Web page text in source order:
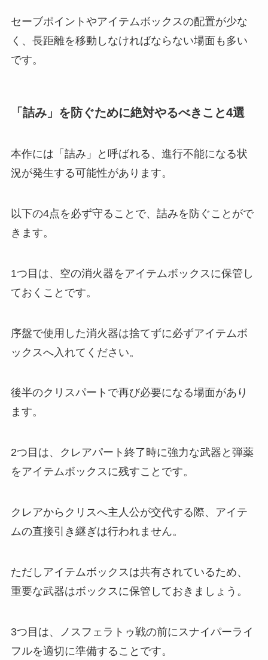
セーブポイントやアイテムボックスの配置が少な
く、長距離を移動しなければならない場面も多い
です。
「詰み」を防ぐために絶対やるべきこと4選
本作には「詰み」と呼ばれる、進行不能になる状
況が発生する可能性があります。
以下の4点を必ず守ることで、詰みを防ぐことがで
きます。
1つ目は、空の消火器をアイテムボックスに保管し
ておくことです。
序盤で使用した消火器は捨てずに必ずアイテムボ
ックスへ入れてください。
後半のクリスパートで再び必要になる場面があり
ます。
2つ目は、クレアパート終了時に強力な武器と弾薬
をアイテムボックスに残すことです。
クレアからクリスへ主人公が交代する際、アイテ
ムの直接引き継ぎは行われません。
ただしアイテムボックスは共有されているため、
重要な武器はボックスに保管しておきましょう。
3つ目は、ノスフェラトゥ戦の前にスナイパーライ
フルを適切に準備することです。